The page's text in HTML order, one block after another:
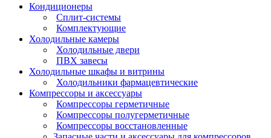
Кондиционеры
Сплит-системы
Комплектующие
Холодильные камеры
Холодильные двери
ПВХ завесы
Холодильные шкафы и витрины
Холодильники фармацевтические
Компрессоры и аксессуары
Компрессоры герметичные
Компрессоры полугерметичные
Компрессоры восстановленные